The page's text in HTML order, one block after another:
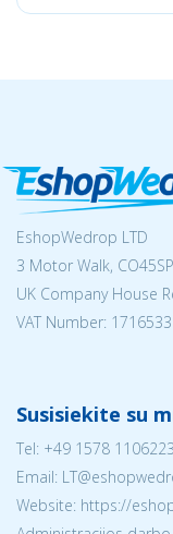
EshopWedrop LTD
3 Motor Walk,
UK Company House
VAT Number:
Susisiekite su
Tel: +49 1578 1106223
Email:
Website: https://